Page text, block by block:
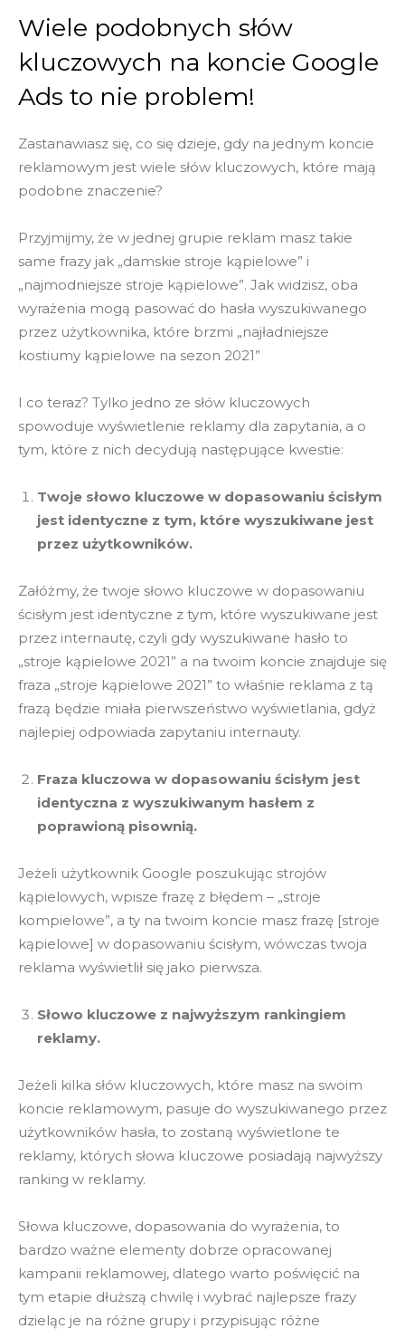
Wiele podobnych słów
kluczowych na koncie Google
Ads to nie problem!
Zastanawiasz się, co się dzieje, gdy na jednym koncie
reklamowym jest wiele słów kluczowych, które mają
podobne znaczenie?
Przyjmijmy, że w jednej grupie reklam masz takie
same frazy jak „damskie stroje kąpielowe” i
„najmodniejsze stroje kąpielowe”. Jak widzisz, oba
wyrażenia mogą pasować do hasła wyszukiwanego
przez użytkownika, które brzmi „najładniejsze
kostiumy kąpielowe na sezon 2021”
I co teraz? Tylko jedno ze słów kluczowych
spowoduje wyświetlenie reklamy dla zapytania, a o
tym, które z nich decydują następujące kwestie:
Twoje słowo kluczowe w dopasowaniu ścisłym
jest identyczne z tym, które wyszukiwane jest
przez użytkowników.
Załóżmy, że twoje słowo kluczowe w dopasowaniu
ścisłym jest identyczne z tym, które wyszukiwane jest
przez internautę, czyli gdy wyszukiwane hasło to
„stroje kąpielowe 2021” a na twoim koncie znajduje się
fraza „stroje kąpielowe 2021” to właśnie reklama z tą
frazą będzie miała pierwszeństwo wyświetlania, gdyż
najlepiej odpowiada zapytaniu internauty.
Fraza kluczowa w dopasowaniu ścisłym jest
identyczna z wyszukiwanym hasłem z
poprawioną pisownią.
Jeżeli użytkownik Google poszukując strojów
kąpielowych, wpisze frazę z błędem – „stroje
kompielowe”, a ty na twoim koncie masz frazę [stroje
kąpielowe] w dopasowaniu ścisłym, wówczas twoja
reklama wyświetlił się jako pierwsza.
Słowo kluczowe z najwyższym rankingiem
reklamy.
Jeżeli kilka słów kluczowych, które masz na swoim
koncie reklamowym, pasuje do wyszukiwanego przez
użytkowników hasła, to zostaną wyświetlone te
reklamy, których słowa kluczowe posiadają najwyższy
ranking w reklamy.
Słowa kluczowe, dopasowania do wyrażenia, to
bardzo ważne elementy dobrze opracowanej
kampanii reklamowej, dlatego warto poświęcić na
tym etapie dłuższą chwilę i wybrać najlepsze frazy
dzieląc je na różne grupy i przypisując różne